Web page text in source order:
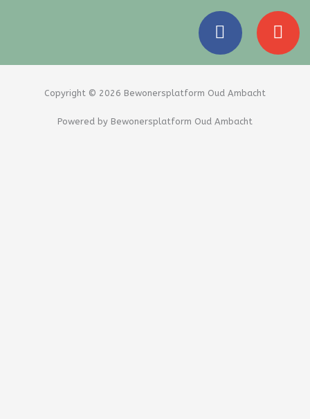
F
a
c
b
o
E
n
v
Copyright © 2026 Bewonersplatform Oud Ambacht
Powered by Bewonersplatform Oud Ambacht